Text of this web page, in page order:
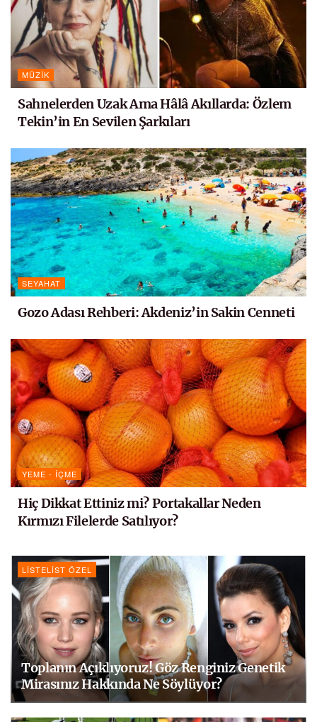
MÜZIK
Sahnelerden Uzak Ama Hâlâ Akıllarda: Özlem
Tekin’in En Sevilen Şarkıları
SEYAHAT
Gozo Adası Rehberi: Akdeniz’in Sakin Cenneti
YEME - İÇME
Hiç Dikkat Ettiniz mi? Portakallar Neden
Kırmızı Filelerde Satılıyor?
LISTELIST ÖZEL
Toplanın Açıklıyoruz! Göz Renginiz Genetik
Mirasınız Hakkında Ne Söylüyor?